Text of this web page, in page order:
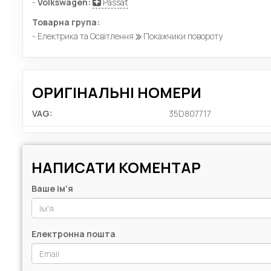
Товарна група:
- Електрика та Освітлення
Покажчики повороту
ОРИГІНАЛЬНІ НОМЕРИ
VAG: 35D807717
НАПИСАТИ КОМЕНТАР
Ваше ім'я
Електронна пошта